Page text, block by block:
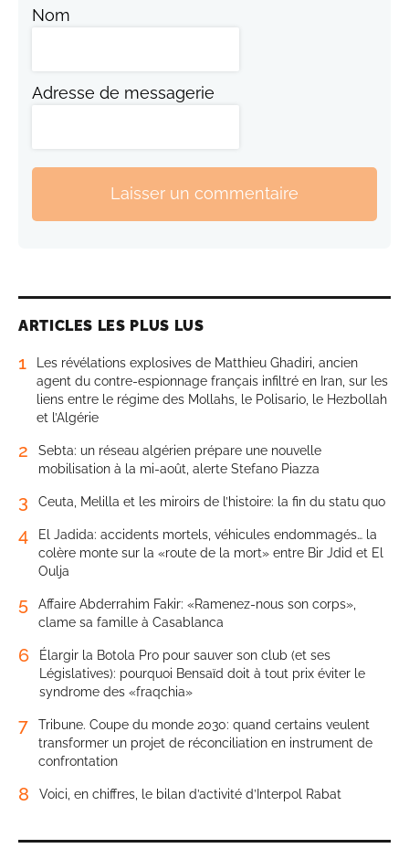
Nom
Adresse de messagerie
Laisser un commentaire
ARTICLES LES PLUS LUS
1
Les révélations explosives de Matthieu Ghadiri, ancien
agent du contre-espionnage français infiltré en Iran, sur les
liens entre le régime des Mollahs, le Polisario, le Hezbollah
et l’Algérie
2
Sebta: un réseau algérien prépare une nouvelle
mobilisation à la mi-août, alerte Stefano Piazza
3 Ceuta, Melilla et les miroirs de l’histoire: la fin du statu quo
4
El Jadida: accidents mortels, véhicules endommagés… la
colère monte sur la «route de la mort» entre Bir Jdid et El
Oulja
5
Affaire Abderrahim Fakir: «Ramenez-nous son corps»,
clame sa famille à Casablanca
6
Élargir la Botola Pro pour sauver son club (et ses
Législatives): pourquoi Bensaïd doit à tout prix éviter le
syndrome des «fraqchia»
7
Tribune. Coupe du monde 2030: quand certains veulent
transformer un projet de réconciliation en instrument de
confrontation
8 Voici, en chiffres, le bilan d’activité d’Interpol Rabat